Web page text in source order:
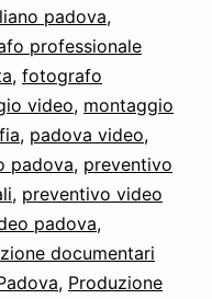
padova,
professionale
, fotografo
video, montaggio
, padova video,
padova, preventivo
, preventivo video
padova,
documentari
, Produzione